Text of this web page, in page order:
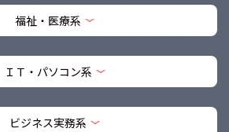
福祉・医療系
ＩＴ・パソコン系
ビジネス実務系